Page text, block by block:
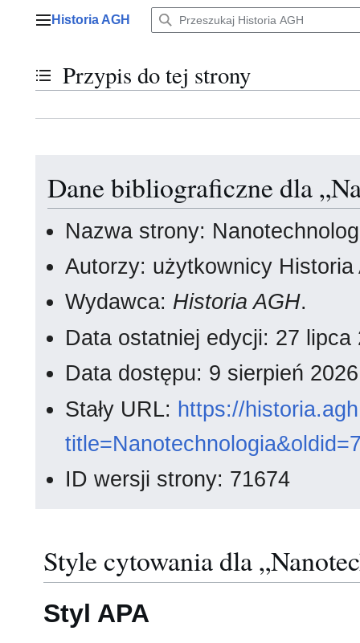
Menu główne
Historia AGH
Przełącz stan spisu treści
Przypis do tej strony
Dane bibliograficzne dla
Nazwa strony:
Autorzy: użytkownicy Historia
Wydawca: Historia AGH.
Data ostatniej edycji: 27
Data dostępu: 9 sierpień
Stały URL: https://
ID wersji strony: 71674
Style cytowania dla
Styl APA